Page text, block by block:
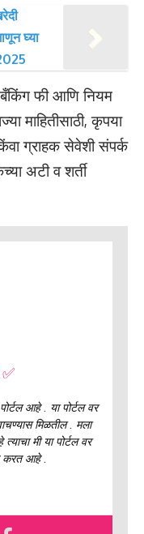
घ्या
फी आणि नियम
माहितीसाठी, कृपया
ग्राहक सेवेशी संपर्क
अटी व शर्ती
आहे . या पोर्टल वर
मिळतील . मला
मी या पोर्टल वर
करत आहे .